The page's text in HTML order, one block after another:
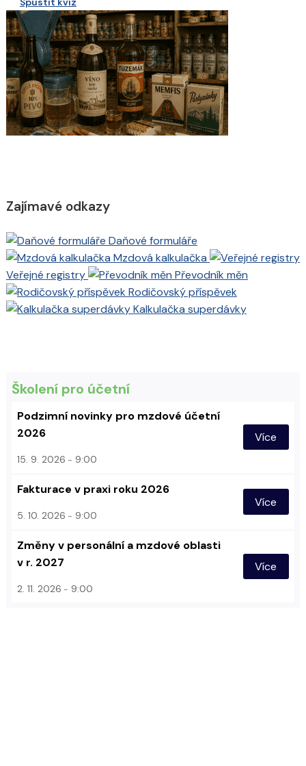
Zajímavé odkazy
Daňové formuláře
Mzdová kalkulačka
Veřejné registry
Převodník měn
Rodičovský příspěvek
Kalkulačka superdávky
Školení pro účetní
Podzimní novinky pro mzdové účetní
2026
15. 9. 2026 9:00
Více
Fakturace v praxi roku 2026
5. 10. 2026 9:00
Více
Změny v personální a mzdové oblasti
v r. 2027
2. 11. 2026 9:00
Více